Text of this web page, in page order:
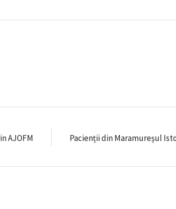
AJOFM Pacienții din Maramureșul